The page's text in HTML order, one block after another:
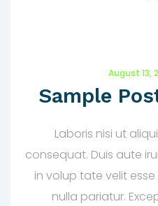
August 13,
Sample
Laboris nisi ut
consequat. Duis aute
in volup tate velit
nulla pariatur.